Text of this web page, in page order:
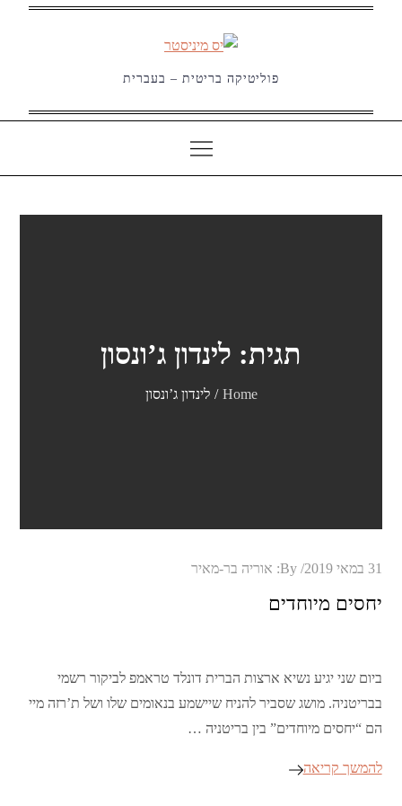
פוליטיקה בריטית – בעברית
תגית: לינדון ג’ונסון
Home לינדון ג’ונסון
Posted
31 במאי 2019 By: אוריה בר-מאיר
יחסים מיוחדים
ביום שני יגיע נשיא ארצות הברית דונלד טראמפ לביקור רשמי
בבריטניה. מושג שסביר להניח שיישמע בנאומים שלו ושל ת’רזה מיי
הם “יחסים מיוחדים” בין בריטניה …
להמשך קריאה